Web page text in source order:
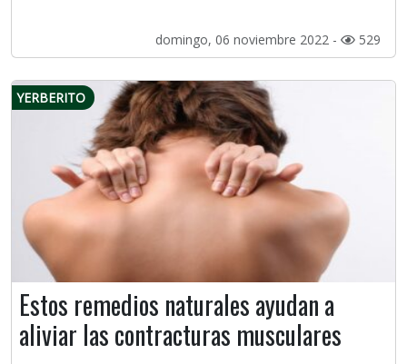
domingo, 06 noviembre 2022 - 529
YERBERITO
Estos remedios naturales ayudan a
aliviar las contracturas musculares